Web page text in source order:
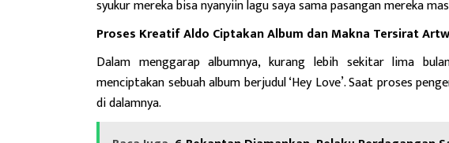
syukur mereka bisa nyanyiin lagu saya sama pasangan mereka
Proses Kreatif Aldo Ciptakan Album dan Makna Tersirat
Dalam menggarap albumnya, kurang lebih sekitar lima
menciptakan sebuah album berjudul ‘Hey Love’. Saat proses
di dalamnya.